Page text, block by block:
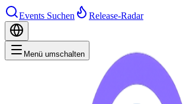
Events Suchen Release-Radar
Menü umschalten